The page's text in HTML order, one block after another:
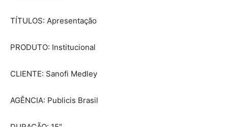
TÍTULOS: Apresentação
PRODUTO: Institucional
CLIENTE: Sanofi Medley
AGÊNCIA: Publicis Brasil